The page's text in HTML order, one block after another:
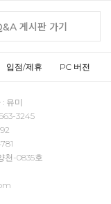
게시판 가기
입점/제휴 PC 버전
유미
3245
천-0835호